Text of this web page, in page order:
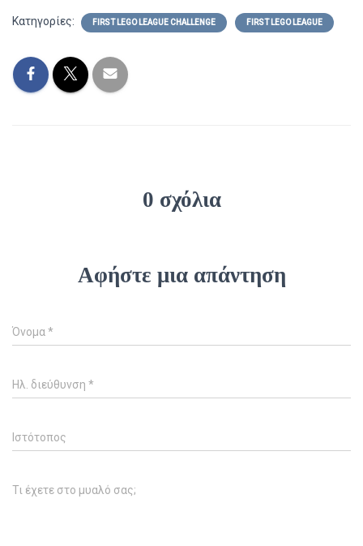
Κατηγορίες: FIRST LEGO LEAGUE CHALLENGE FIRST LEGO LEAGUE
0 σχόλια
Αφήστε μια απάντηση
Όνομα *
Ηλ. διεύθυνση *
Ιστότοπος
Τι έχετε στο μυαλό σας;